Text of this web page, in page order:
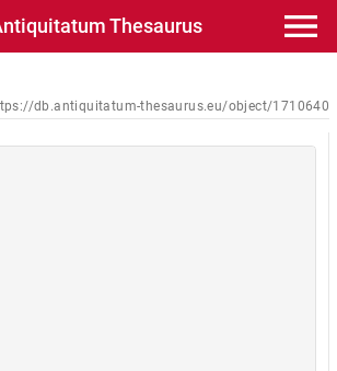
Thesaurus
db.antiquitatum-thesaurus.eu/object/1710640